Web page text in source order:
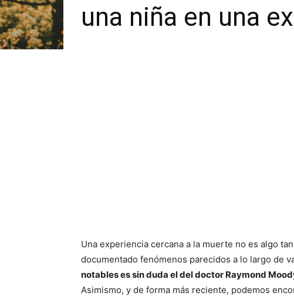
una niña en una
Una experiencia cercana a la muerte no es algo
documentado fenómenos parecidos a lo largo de
notables es sin duda el del doctor Raymond
Asimismo, y de forma más reciente, podemos